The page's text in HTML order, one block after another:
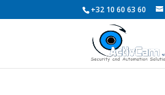
+32 10 60 63 60